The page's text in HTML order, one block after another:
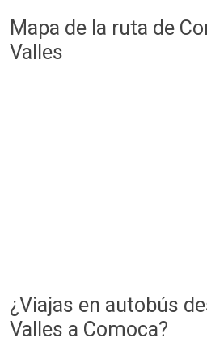
Mapa de la ruta de
Valles
¿Viajas en autobús
Valles a Comoca?